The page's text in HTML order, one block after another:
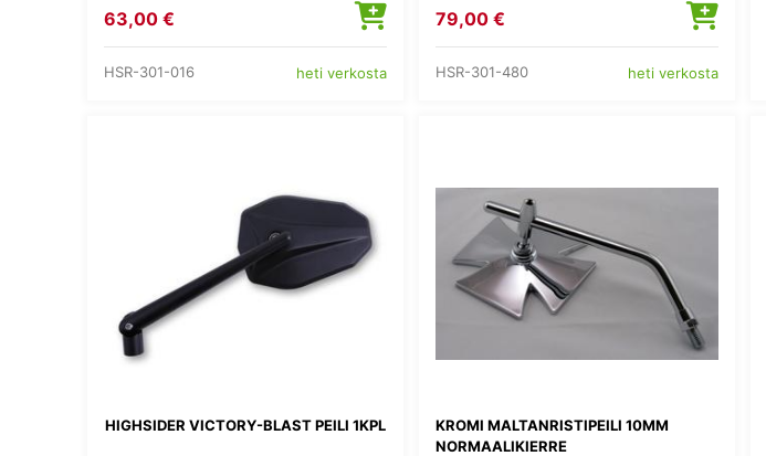
63,00 €
HSR-301-016 heti verkosta
79,00 €
HSR-301-480 heti verkosta
HIGHSIDER VICTORY-BLAST PEILI 1KPL
KROMI MALTANRISTIPEILI 10MM
NORMAALIKIERRE